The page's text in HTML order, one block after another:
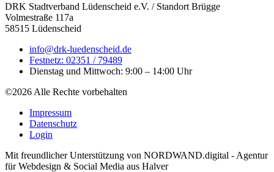
DRK Stadtverband Lüdenscheid e.V. / Standort Brügge
Volmestraße 117a
58515 Lüdenscheid
info@drk-luedenscheid.de
Festnetz: 02351 / 79489
Dienstag und Mittwoch: 9:00 – 14:00 Uhr
©2026 Alle Rechte vorbehalten
Impressum
Datenschutz
Login
Mit freundlicher Unterstützung von NORDWAND.digital - Agentur
für Webdesign & Social Media aus Halver